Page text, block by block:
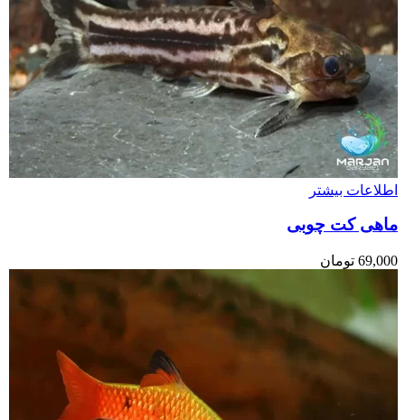
اطلاعات بیشتر
ماهی کت چوبی
69,000 تومان